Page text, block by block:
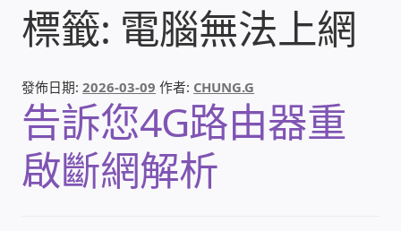
本站文章導覽
創辦人:林慶忠
頭份獅子會
標籤: 電腦無法上網
發佈日期:2026-03-09 作者: CHUNG.G
告訴您4G路由器重
啟斷網解析